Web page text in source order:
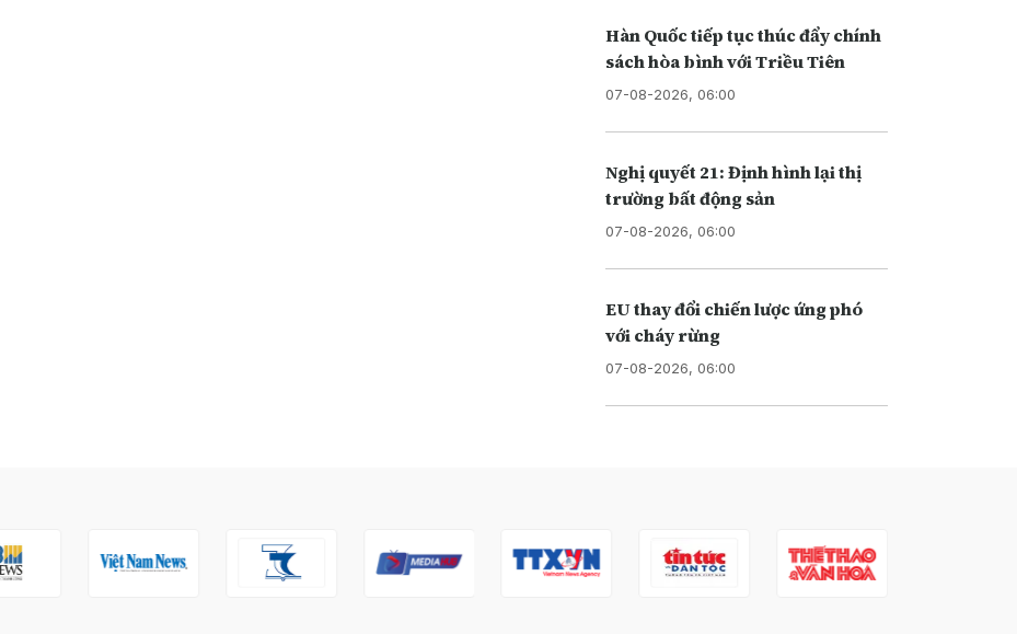
Hàn Quốc tiếp tục thúc đẩy chính
sách hòa bình với Triều Tiên
07-08-2026, 06:00
Nghị quyết 21: Định hình lại thị
trường bất động sản
07-08-2026, 06:00
EU thay đổi chiến lược ứng phó
với cháy rừng
07-08-2026, 06:00